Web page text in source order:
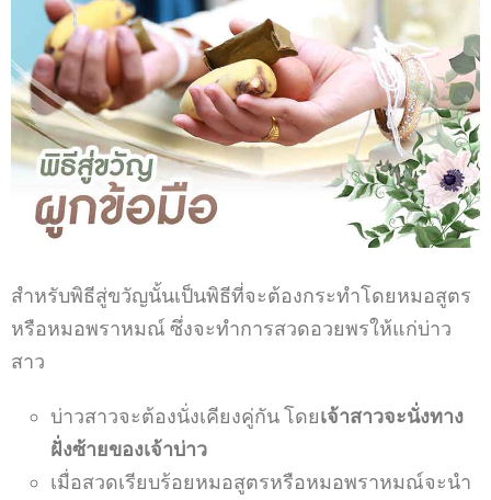
สำหรับพิธีสู่ขวัญนั้นเป็นพิธีที่จะต้องกระทำโดยหมอสูตร
หรือหมอพราหมณ์ ซึ่งจะทำการสวดอวยพรให้แก่บ่าว
สาว
บ่าวสาวจะต้องนั่งเคียงคู่กันโดยเจ้าสาวจะนั่งทาง
ฝั่งซ้ายของเจ้าบ่าว
เมื่อสวดเรียบร้อยหมอสูตรหรือหมอพราหมณ์จะนำ